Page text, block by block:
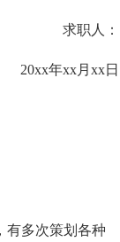
求职人：
20xx年xx月xx日
多次策划各种